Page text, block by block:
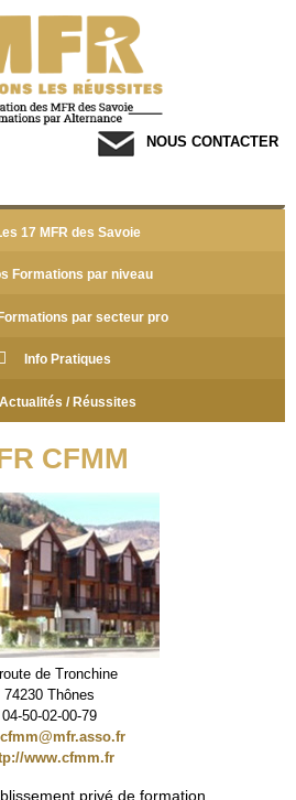
NOUS CONTACTER
17 MFR des Savoie
Formations par niveau
par secteur pro
Info Pratiques
Actualités / Réussites
CFMM
de Tronchine
74230 Thônes
04-50-02-00-79
www.cfmm.fr
privé de formation